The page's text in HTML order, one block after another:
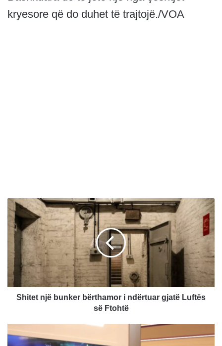
kryesore që do duhet të trajtojë./VOA
S
h
n
ë
e
Shitet një bunker bërthamor i ndërtuar gjatë Luftës
së Ftohtë
s